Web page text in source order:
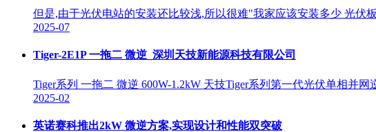
但是,由于光伏电站的安装还比较浅,所以很难"我家应该安装多少 光
2025-07
Tiger-2E1P 一拖二 微逆_深圳天技新能源科技有限公司
Tiger系列 一拖二 微逆 600W-1.2kW 天技Tiger系列第一代光伏单相并
2025-02
英诺赛科推出2kW 微逆方案,实现设计和性能双突破